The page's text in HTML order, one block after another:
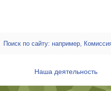
Наша деятельность